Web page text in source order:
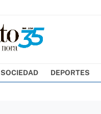
SOCIEDAD DEPORTES